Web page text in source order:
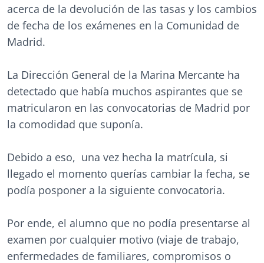
acerca de la devolución de las tasas y los cambios
de fecha de los exámenes en la Comunidad de
Madrid.
La Dirección General de la Marina Mercante ha
detectado que había muchos aspirantes que se
matricularon en las convocatorias de Madrid por
la comodidad que suponía.
Debido a eso, una vez hecha la matrícula, si
llegado el momento querías cambiar la fecha, se
podía posponer a la siguiente convocatoria.
Por ende, el alumno que no podía presentarse al
examen por cualquier motivo (viaje de trabajo,
enfermedades de familiares, compromisos o